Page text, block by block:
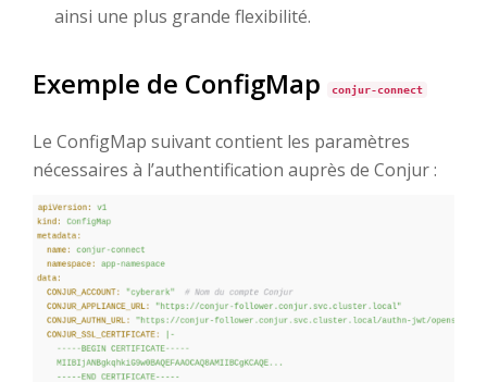
ainsi une plus grande flexibilité.
Exemple de ConfigMap conjur-connect
Le ConfigMap suivant contient les paramètres
nécessaires à l’authentification auprès de Conjur :